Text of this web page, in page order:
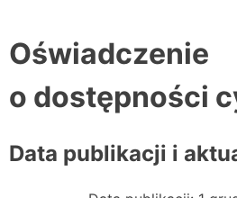
Oświadczenie
o dostępności
Data publikacji i